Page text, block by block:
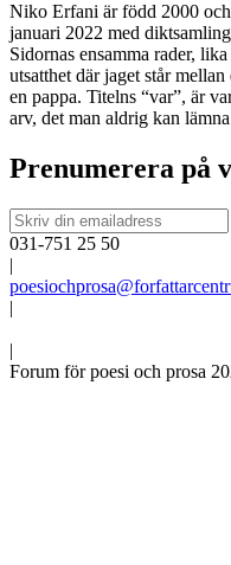
Niko Erfani är född 2000
januari 2022 med
Sidornas ensamma rader,
utsatthet där jaget står
en pappa. Titelns “var”, är
arv, det man aldrig kan
Prenumerera på
031-751 25 50
|
|
|
Forum för poesi och prosa